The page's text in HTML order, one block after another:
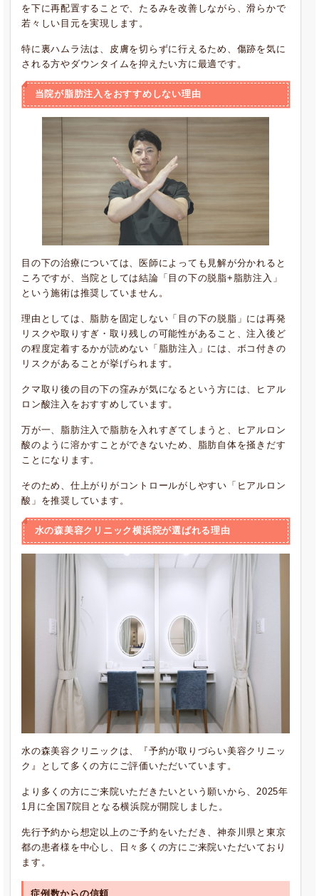
を下に再配置することで、たるみを改善しながら、滑らかで
若々しい目元を実現します。
特に裏ハムラ法は、皮膚を切らずに行えるため、傷跡を気に
される方やダウンタイムを抑えたい方に最適です。
当院が脂肪注入をおすすめしない理由
目の下の治療については、医師によっても見解が分かれると
ころですが、当院としては結論「目の下の脱脂+脂肪注入」
という施術は推奨していません。
理由としては、脂肪を固定しない「目の下の脱脂」には再発
リスクや取りすぎ・取り残しの可能性があること、注入後ど
の程度定着するかが読めない「脂肪注入」には、ボコ付きの
リスクがあることが挙げられます。
クマ取り後の目の下の窪みが気になるという方には、ヒアル
ロン酸注入をおすすめしています。
万が一、脂肪注入で脂肪を入れすぎてしまうと、ヒアルロン
酸のように溶かすことができないため、脂肪自体を掻きだす
ことになります。
そのため、仕上がりがコントロールがしやすい「ヒアルロン
酸」を推奨しています。
水の森美容クリニック横浜院が選ばれる理由
水の森美容クリニックは、『予約が取りづらい美容クリニッ
ク』として多くの方にご評価いただいています。
より多くの方にご来院いただきたいという願いから、2025年
1月に全国7院目となる横浜院が開院しました。
先行予約から想定以上のご予約をいただき、神奈川県と東京
都の患者様を中心し、日々多くの方にご来院いただいており
ます。
症例数からの信頼